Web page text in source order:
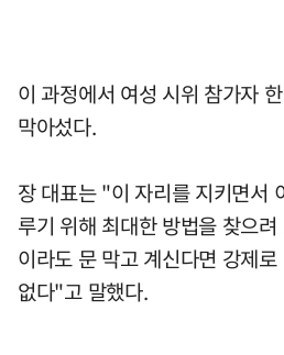
이 과정에서 여성 시위 참가자
막아섰다.
장 대표는 "이 자리를 지키면서
루기 위해 최대한 방법을 찾으
이라도 문 막고 계신다면 강제
없다"고 말했다.